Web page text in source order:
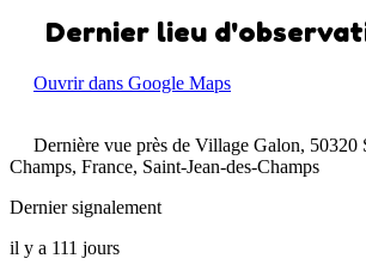
Dernier lieu
Ouvrir dans Google Maps
Dernière vue près de Village Galon, 50320
Champs, France, Saint-Jean-des-Champs
Dernier signalement
il y a 111 jours